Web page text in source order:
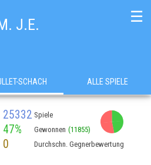
J.E. ☰
SCHACH ALLE SPIELE
25332 Spiele
47% Gewonnen (11855)
0 Durchschn. Gegnerbewertung